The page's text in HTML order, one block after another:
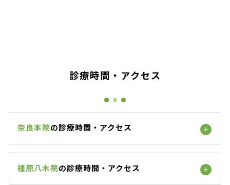
診療時間・アクセス
奈良本院の診療時間・アクセス
橿原八木院の診療時間・アクセス